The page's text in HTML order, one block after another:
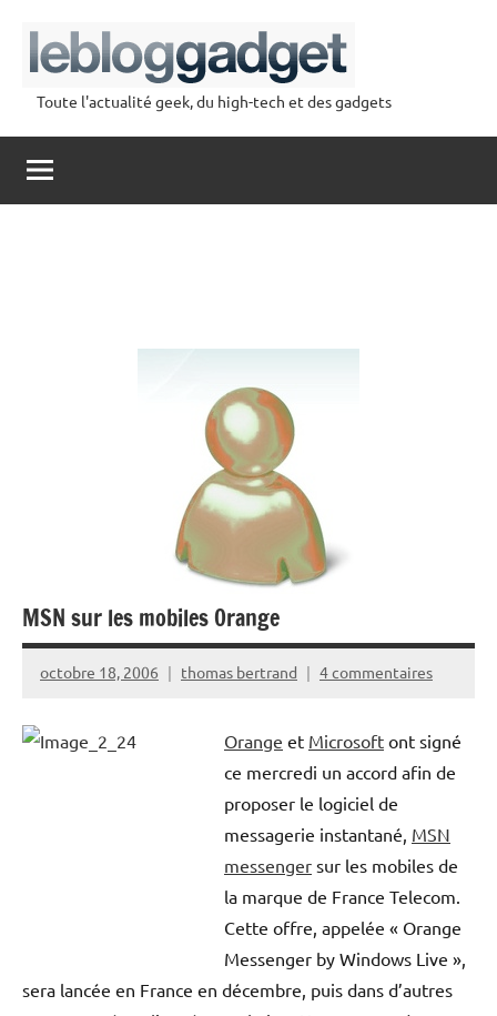
contenu
lebloggadget
Toute l'actualité geek, du high-tech et des gadgets
MSN sur les mobiles Orange
octobre 18, 2006 thomas bertrand 4 commentaires
Orange et Microsoft ont signé
ce mercredi un accord afin de
proposer le logiciel de
messagerie instantané, MSN
messenger sur les mobiles de
la marque de France Telecom.
Cette offre, appelée « Orange
Messenger by Windows Live »,
sera lancée en France en décembre, puis dans d’autres